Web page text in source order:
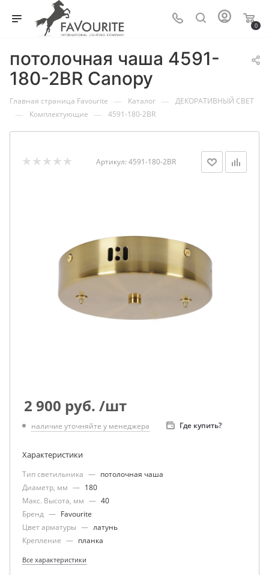
0
потолочная чаша 4591-
180-2BR Canopy
Главная страница Favourite — Каталог — ДЕКОРАТИВНЫЙ СВЕТ
— Комплектующие — 4591-180-2BR
Артикул: 4591-180-2BR
2 900 руб. /шт
наличие уточняйте у менеджера Где купить?
Характеристики
Тип светильника — потолочная чаша
Диаметр, мм — 180
Макс. Высота, мм — 40
Бренд — Favourite
Цвет арматуры — латунь
Крепление — планка
Все характеристики